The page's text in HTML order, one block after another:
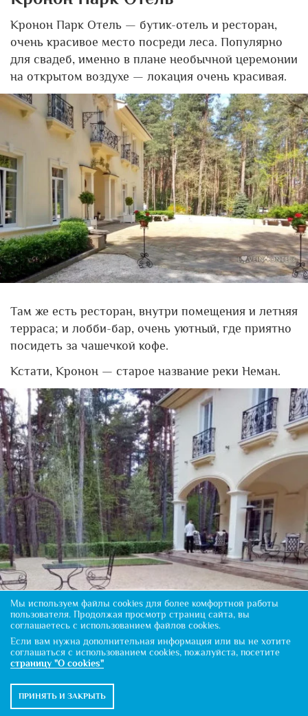
Кронон Парк Отель — бутик-отель и ресторан,
очень красивое место посреди леса. Популярно
для свадеб, именно в плане необычной церемонии
на открытом воздухе — локация очень красивая.
Там же есть ресторан, внутри помещения и летняя
терраса; и лобби-бар, очень уютный, где приятно
посидеть за чашечкой кофе.
Кстати, Кронон — старое название реки Неман.
Мы используем файлы cookies для более комфортной работы
пользователя. Продолжая просмотр страниц сайта, вы
соглашаетесь с использованием файлов cookies.
Если вам нужна дополнительная информация или вы не хотите
соглашаться с использованием cookies, пожалуйста, посетите
страницу "О cookies"
ПРИНЯТЬ И ЗАКРЫТЬ